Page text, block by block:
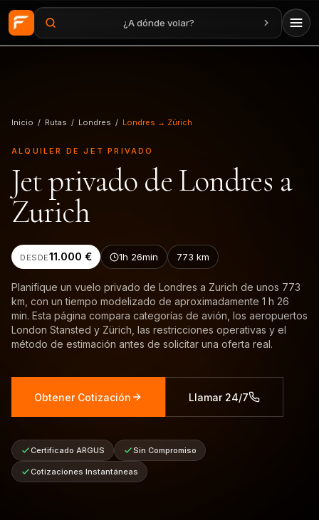
Saltar al contenido principal
¿A dónde volar?
Inicio / Rutas / Londres / Londres → Zúrich
ALQUILER DE JET PRIVADO
Jet privado de Londres a
Zurich
DESDE11.000 € 1h 26min 773 km
Planifique un vuelo privado de Londres a Zurich de unos 773
km, con un tiempo modelizado de aproximadamente 1 h 26
min. Esta página compara categorías de avión, los aeropuertos
London Stansted y Zürich, las restricciones operativas y el
método de estimación antes de solicitar una oferta real.
Obtener Cotización Llamar 24/7
Certificado ARGUS Sin Compromiso
Cotizaciones Instantáneas